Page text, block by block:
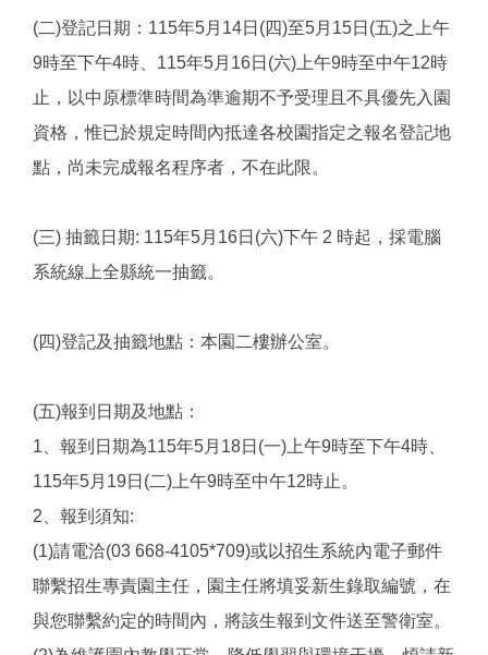
(二)登記日期：115年5月14日(四)至5月15日(五)之上午
9時至下午4時、115年5月16日(六)上午9時至中午12時
止，以中原標準時間為準逾期不予受理且不具優先入園
資格，惟已於規定時間內抵達各校園指定之報名登記地
點，尚未完成報名程序者，不在此限。
(三) 抽籤日期: 115年5月16日(六)下午 2 時起，採電腦
系統線上全縣統一抽籤。
(四)登記及抽籤地點：本園二樓辦公室。
(五)報到日期及地點：
1、報到日期為115年5月18日(一)上午9時至下午4時、
115年5月19日(二)上午9時至中午12時止。
2、報到須知:
(1)請電洽(03 668-4105*709)或以招生系統內電子郵件
聯繫招生專責園主任，園主任將填妥新生錄取編號，在
與您聯繫約定的時間內，將該生報到文件送至警衛室。